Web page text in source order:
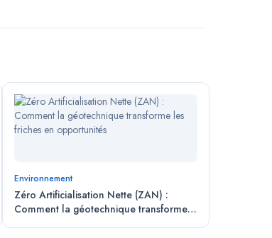
Environnement
Zéro Artificialisation Nette (ZAN) :
Comment la géotechnique transforme